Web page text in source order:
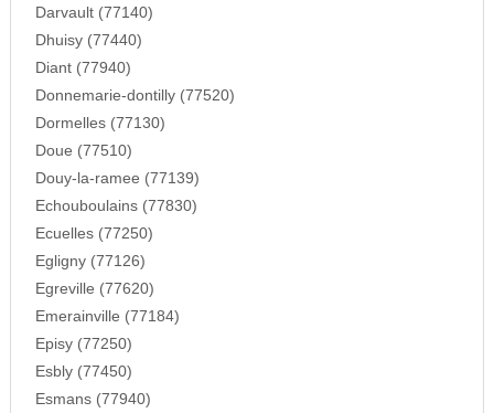
Darvault (77140)
Dhuisy (77440)
Diant (77940)
Donnemarie-dontilly (77520)
Dormelles (77130)
Doue (77510)
Douy-la-ramee (77139)
Echouboulains (77830)
Ecuelles (77250)
Egligny (77126)
Egreville (77620)
Emerainville (77184)
Episy (77250)
Esbly (77450)
Esmans (77940)